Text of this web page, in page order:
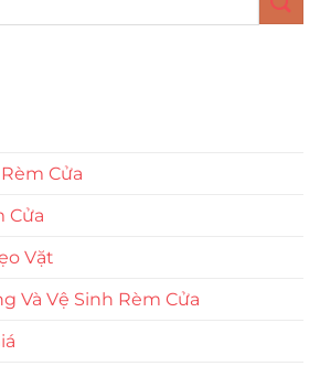
Cửa
Cửa
Vặt
Và Vệ Sinh Rèm Cửa